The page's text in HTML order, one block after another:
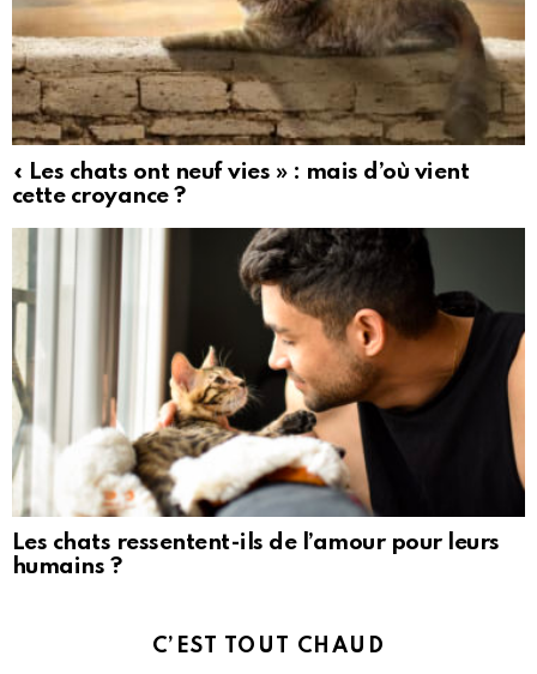
« Les chats ont neuf vies » : mais d’où vient
cette croyance ?
Les chats ressentent-ils de l’amour pour leurs
humains ?
C’EST TOUT CHAUD